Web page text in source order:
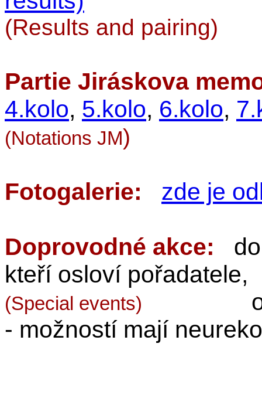
(Results and pairing)
Partie Jiráskova
4.kolo, 5.kolo, 6.kolo,
(Notations JM)
Fotogalerie: zde je
Doprovodné akce:
kteří osloví pořadatele,
(Special events)
- možností mají